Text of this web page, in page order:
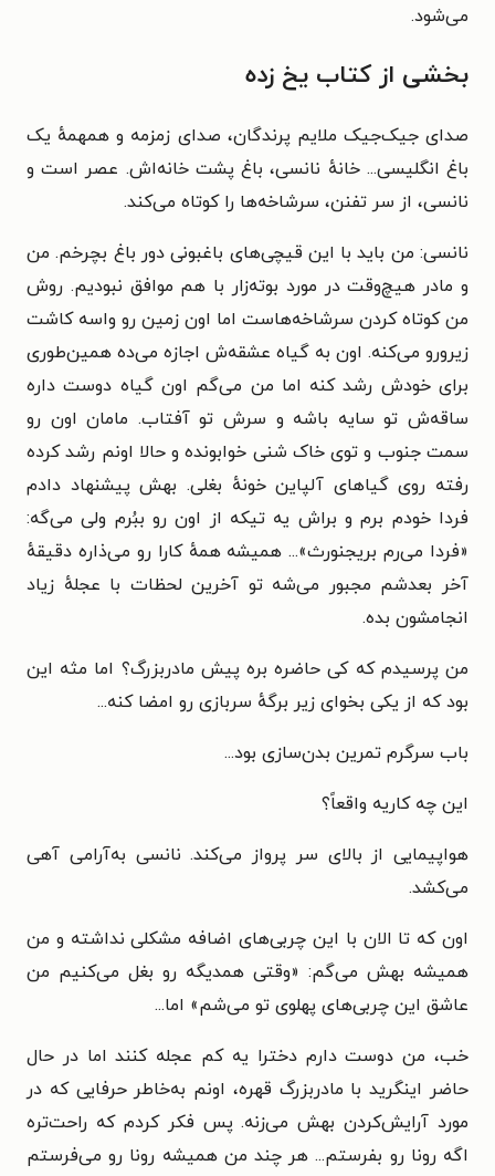
می‌شود.
بخشی از کتاب یخ زده
صدای جیک‌جیک ملایم پرندگان، صدای زمزمه و همهمهٔ یک
باغ انگلیسی..‌. خانهٔ نانسی، باغ پشت خانه‌اش. عصر است و
نانسی، از سر تفنن، سرشاخه‌ها را کوتاه می‌کند.
نانسی: من باید با این قیچی‌های باغبونی دور باغ بچرخم. من
و مادر هیچ‌وقت در مورد بوته‌زار با هم موافق نبودیم. روش
من کوتاه کردن سرشاخه‌هاست اما اون زمین رو واسه کاشت
زیرورو می‌کنه. اون به گیاه عشقه‌ش اجازه می‌ده همین‌طوری
برای خودش رشد کنه اما من می‌گم اون گیاه دوست داره
ساقه‌ش تو سایه باشه و سرش تو آفتاب. مامان اون رو
سمت جنوب و توی خاک شنی خوابونده و حالا اونم رشد کرده
رفته روی گیاهای آلپاین خونهٔ بغلی. بهش پیشنهاد دادم
فردا خودم برم و براش یه تیکه از اون رو ببُرم ولی می‌گه:
«فردا می‌رم بریجنورث»... همیشه همهٔ کارا رو می‌ذاره دقیقهٔ
آخر بعدشم مجبور می‌شه تو آخرین لحظات با عجلهٔ زیاد
انجامشون بده.
من پرسیدم که کی حاضره بره پیش مادربزرگ؟ اما مثه این
بود که از یکی بخوای زیر برگهٔ سربازی رو امضا کنه...‌
باب سرگرم تمرین بدن‌سازی بود...
این چه کاریه واقعاً؟
هواپیمایی از بالای سر پرواز می‌کند. نانسی به‌آرامی آهی
می‌کشد.
اون که تا الان با این چربی‌های اضافه مشکلی نداشته و من
همیشه بهش می‌گم: «وقتی همدیگه رو بغل می‌کنیم من
عاشق این چربی‌های پهلوی تو می‌شم» اما...‌
خب، من دوست دارم دخترا یه کم عجله کنند اما در حال
حاضر اینگرید با مادربزرگ قهره، اونم به‌خاطر حرفایی که در
مورد آرایش‌کردن بهش می‌زنه. پس فکر کردم که راحت‌تره
اگه رونا رو بفرستم...‌ هر چند من همیشه رونا رو می‌فرستم